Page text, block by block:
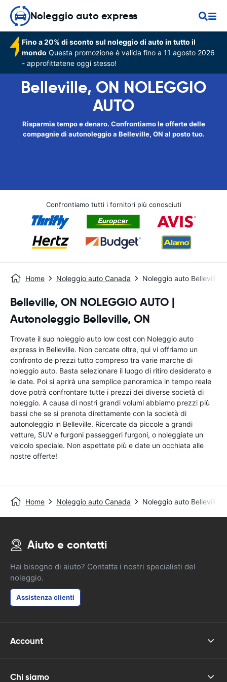
Noleggio auto express
Fino a 20% di sconto sul noleggio di auto in tutto il
mondo Questa promozione è valida fino a 11 agosto 2026
- approfittatene oggi stesso!
Belleville, ON NOLEGGIO
AUTO
Risparmia tempo e denaro. Confrontiamo le offerte delle
compagnie di autonoleggio a Belleville, ON al posto tuo.
Confrontiamo tutti i fornitori più conosciuti
Home Noleggio auto Canada Noleggio auto Belleville
Belleville, ON NOLEGGIO AUTO |
Autonoleggio Belleville, ON
Trovate il suo noleggio auto low cost con Noleggio auto
express in Belleville. Non cercate oltre, qui vi offriamo un
confronto de prezzi tutto compreso tra varie marche di
noleggio auto. Basta selezionare il luogo di ritiro desiderato e
le date. Poi si aprirà una semplice panoramica in tempo reale
dove potrà confrontare tutte i prezzi dei diverse società di
noleggio. A causa di nostri grandi volumi abbiamo prezzi più
bassi che se si prenota direttamente con la società di
autonoleggio in Belleville. Ricercate da piccole a grandi
vetture, SUV e furgoni passeggeri furgoni, o noleggiate un
veicolo speciale. Non aspettate più e date un occhiata alle
nostre offerte!
Home Noleggio auto Canada Noleggio auto Belleville
Aiuto e contatti
Hai bisogno di aiuto? Contatta i nostri specialisti del
noleggio.
Assistenza clienti
Account
Chi siamo